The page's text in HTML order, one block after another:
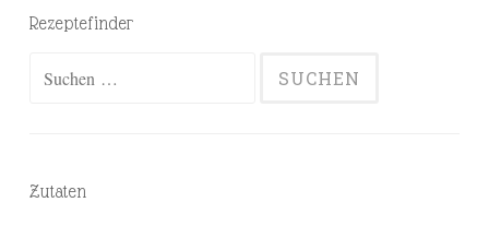
Rezeptefinder
Zutaten